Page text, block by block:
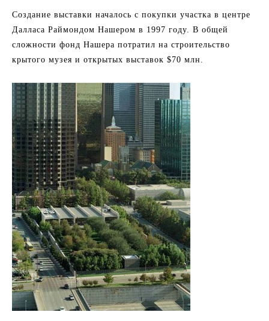
Создание выставки началось с покупки участка в центре
Далласа Раймондом Нашером в 1997 году. В общей
сложности фонд Нашера потратил на строительство
крытого музея и открытых выставок $70 млн.